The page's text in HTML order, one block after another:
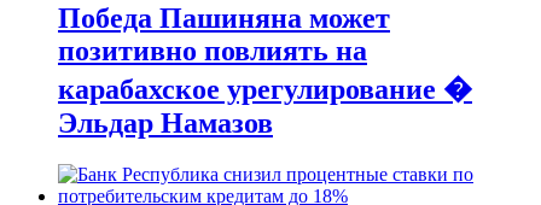
Победа Пашиняна может
позитивно повлиять на
карабахское урегулирование �
Эльдар Намазов